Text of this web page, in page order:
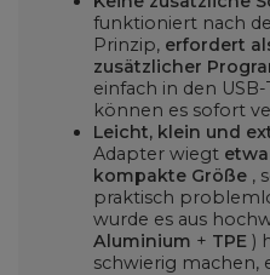
funktioniert nach
Prinzip, erfordert
zusätzlicher
einfach in den
können es sofort
Leicht, klein und
Adapter wiegt
kompakte Größe ,
praktisch
wurde es aus
Aluminium + TPE )
schwierig machen,